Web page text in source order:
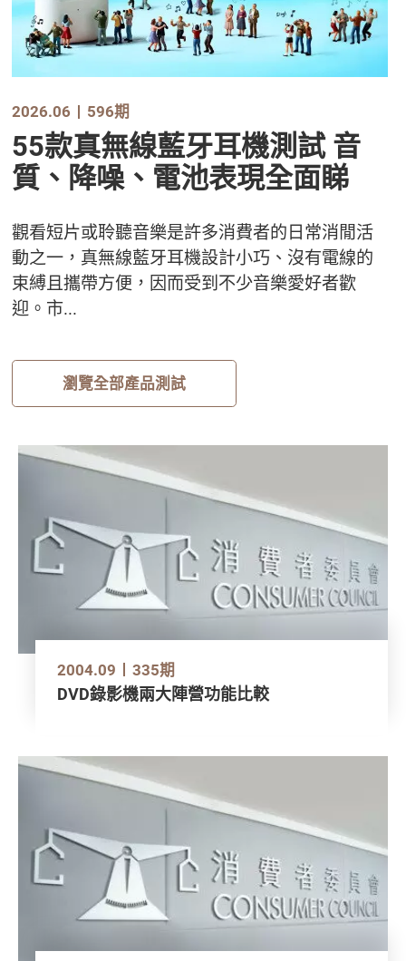
2026.06 596期
55款真無線藍牙耳機測試 音
質、降噪、電池表現全面睇
觀看短片或聆聽音樂是許多消費者的日常消閒活
動之一，真無線藍牙耳機設計小巧、沒有電線的
束縛且攜帶方便，因而受到不少音樂愛好者歡
迎。市...
瀏覽全部產品測試
2004.09 335期
DVD錄影機兩大陣營功能比較